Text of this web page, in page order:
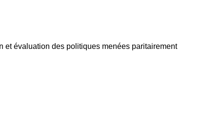
et évaluation des politiques menées paritairement